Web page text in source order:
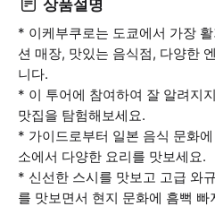
상품설명
* 이케부쿠로는 도쿄에서 가장
션 매장, 맛있는 음식점, 다양한
니다.
* 이 투어에 참여하여 잘 알려지
맛집을 탐험해보세요.
* 가이드로부터 일본 음식 문화
소에서 다양한 요리를 맛보세요.
* 신선한 스시를 맛보고 고급 와
를 맛보면서 현지 문화에 흠뻑 빠